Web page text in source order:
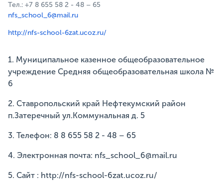
Тел.: +7 8 655 58 2 - 48 – 65
nfs_school_6@mail.ru
http://nfs-school-6zat.ucoz.ru/
1. Муниципальное казенное общеобразовательное
учреждение Средняя общеобразовательная школа №
6
2. Ставропольский край Нефтекумский район
п.Затеречный ул.Коммунальная д. 5
3. Телефон: 8 8 655 58 2 - 48 – 65
4. Электронная почта: nfs_school_6@mail.ru
5. Сайт : http://nfs-school-6zat.ucoz.ru/